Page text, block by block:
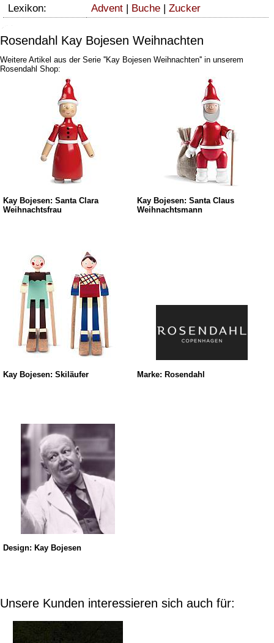
Lexikon:
Advent | Buche | Zucker
Rosendahl Kay Bojesen Weihnachten
Weitere Artikel aus der Serie ''Kay Bojesen Weihnachten'' in unserem
Rosendahl Shop:
Kay Bojesen: Santa Clara
Weihnachtsfrau
Kay Bojesen: Santa Claus
Weihnachtsmann
Kay Bojesen: Skiläufer Marke: Rosendahl
Design: Kay Bojesen
Unsere Kunden interessieren sich auch für: